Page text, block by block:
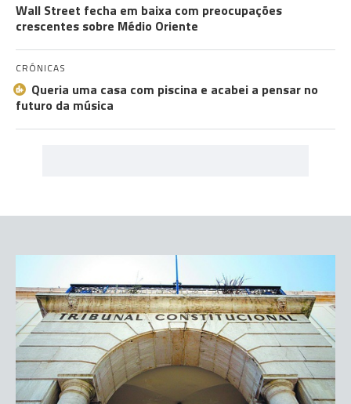
Wall Street fecha em baixa com preocupações
crescentes sobre Médio Oriente
CRÓNICAS
Queria uma casa com piscina e acabei a pensar no
futuro da música